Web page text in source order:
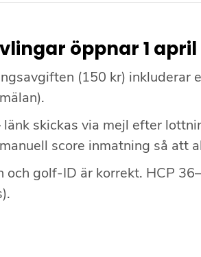
öppnar 1 april
(150 kr) inkluderar
skickas via mejl efter
score inmatning så att
och golf-ID är korrekt. HCP